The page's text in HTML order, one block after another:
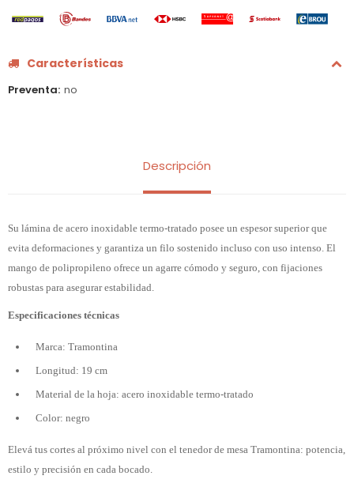
Características
Preventa no
Descripción
Su lámina de acero inoxidable termo-tratado posee un espesor superior que
evita deformaciones y garantiza un filo sostenido incluso con uso intenso. El
mango de polipropileno ofrece un agarre cómodo y seguro, con fijaciones
robustas para asegurar estabilidad.
Especificaciones técnicas
Marca: Tramontina
Longitud: 19 cm
Material de la hoja: acero inoxidable termo-tratado
Color: negro
Elevá tus cortes al próximo nivel con el tenedor de mesa Tramontina: potencia,
estilo y precisión en cada bocado.